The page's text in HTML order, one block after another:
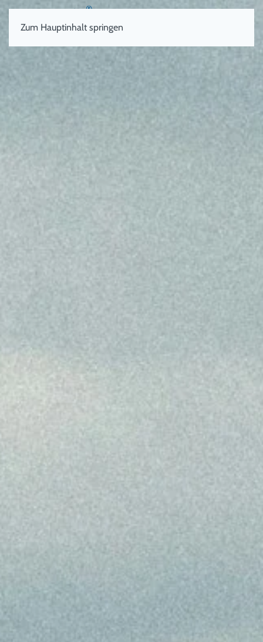
Zum Hauptinhalt springen